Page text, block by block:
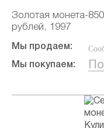
Золотая монета-
рублей, 1997
Мы продаем:
Мы покупаем: